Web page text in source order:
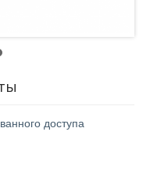
доступа